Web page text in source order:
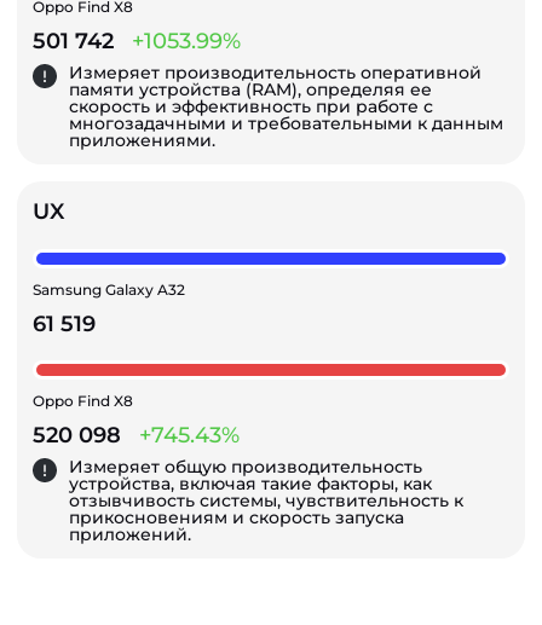
Oppo Find X8
501 742 +1053.99%
Измеряет производительность оперативной
памяти устройства (RAM), определяя ее
скорость и эффективность при работе с
многозадачными и требовательными к данным
приложениями.
UX
Samsung Galaxy A32
61 519
Oppo Find X8
520 098 +745.43%
Измеряет общую производительность
устройства, включая такие факторы, как
отзывчивость системы, чувствительность к
прикосновениям и скорость запуска
приложений.